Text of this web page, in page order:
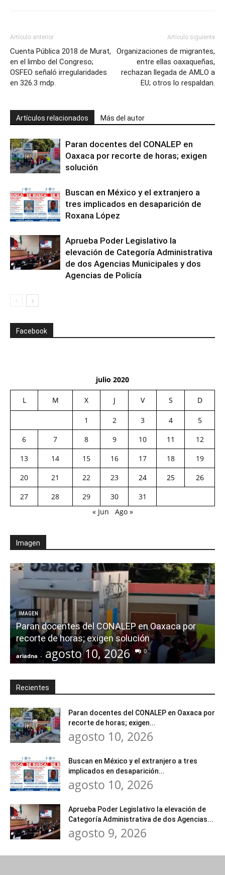
Artículo anterior
Cuenta Pública 2018 de Murat,
en el limbo del Congreso;
OSFEO señaló irregularidades
en 326.3 mdp.
Artículo siguiente
Organizaciones de migrantes,
entre ellas oaxaqueñas,
rechazan llegada de AMLO a
EU; otros lo respaldan.
Artículos relacionados Más del autor
Paran docentes del CONALEP en
Oaxaca por recorte de horas; exigen
solución
Buscan en México y el extranjero a
tres implicados en desaparición de
Roxana López
Aprueba Poder Legislativo la
elevación de Categoría Administrativa
de dos Agencias Municipales y dos
Agencias de Policía
Facebook
julio 2020
L M X J V S D
1 2 3 4
5
6
7 8 9 10 11
12
13
14 15 16 17 18
19
20
21 22 23 24 25
26
27
28 29 30
31
« Jun
Ago »
Imagen
IMAGEN
Paran docentes del CONALEP en Oaxaca por
recorte de horas; exigen solución
ariadna - agosto 10, 2026 0
Recientes
Paran docentes del CONALEP en Oaxaca por
recorte de horas; exigen...
agosto 10, 2026
Buscan en México y el extranjero a tres
implicados en desaparición...
agosto 10, 2026
Aprueba Poder Legislativo la elevación de
Categoría Administrativa de dos Agencias...
agosto 9, 2026